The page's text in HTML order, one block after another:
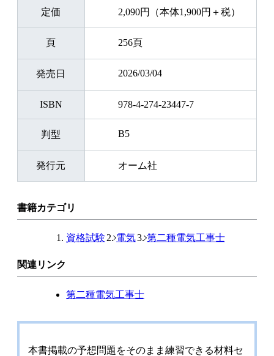
定価 2,090円（本体1,900円＋税）
頁 256頁
発売日 2026/03/04
ISBN 978-4-274-23447-7
判型 B5
発行元 オーム社
書籍カテゴリ
資格試験 電気 第二種電気工事士
関連リンク
第二種電気工事士
本書掲載の予想問題をそのまま練習できる材料セ